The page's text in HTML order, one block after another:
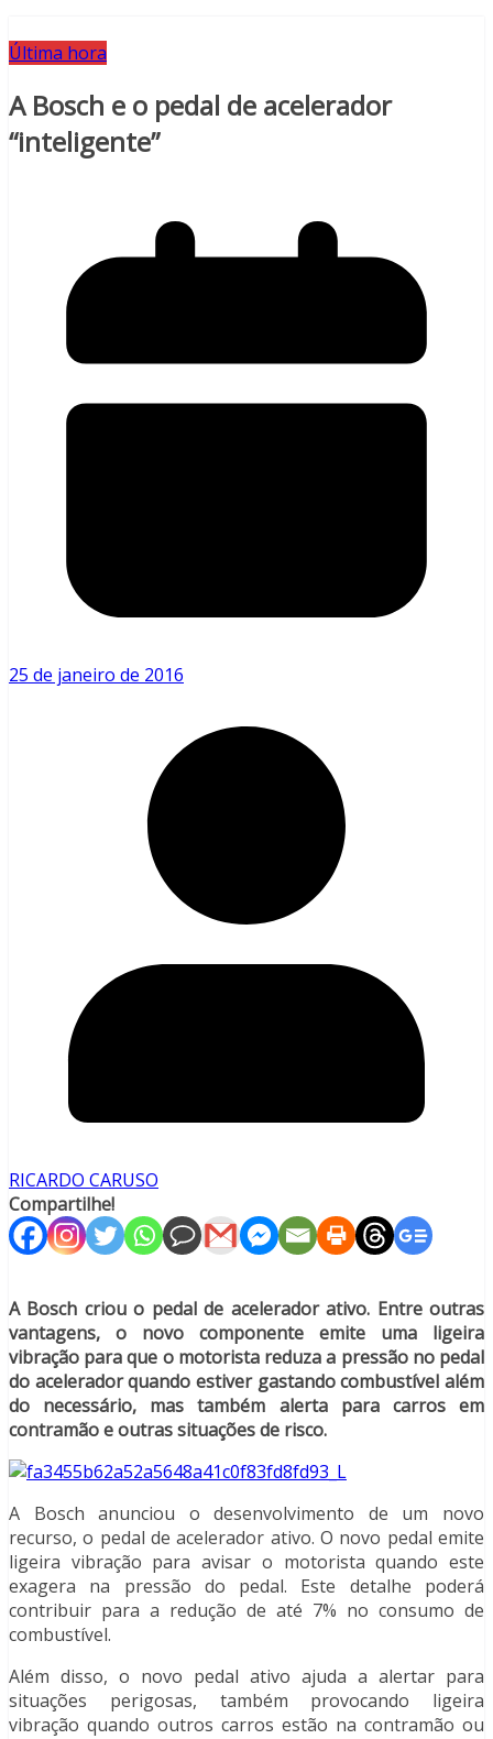
Última hora
A Bosch e o pedal de acelerador
“inteligente”
25 de janeiro de 2016
RICARDO CARUSO
Compartilhe!
A Bosch criou o pedal de acelerador ativo. Entre outras
vantagens, o novo componente emite uma ligeira
vibração para que o motorista reduza a pressão no pedal
do acelerador quando estiver gastando combustível além
do necessário, mas também alerta para carros em
contramão e outras situações de risco.
A Bosch anunciou o desenvolvimento de um novo
recurso, o pedal de acelerador ativo. O novo pedal emite
ligeira vibração para avisar o motorista quando este
exagera na pressão do pedal. Este detalhe poderá
contribuir para a redução de até 7% no consumo de
combustível.
Além disso, o novo pedal ativo ajuda a alertar para
situações perigosas, também provocando ligeira
vibração quando outros carros estão na contramão ou